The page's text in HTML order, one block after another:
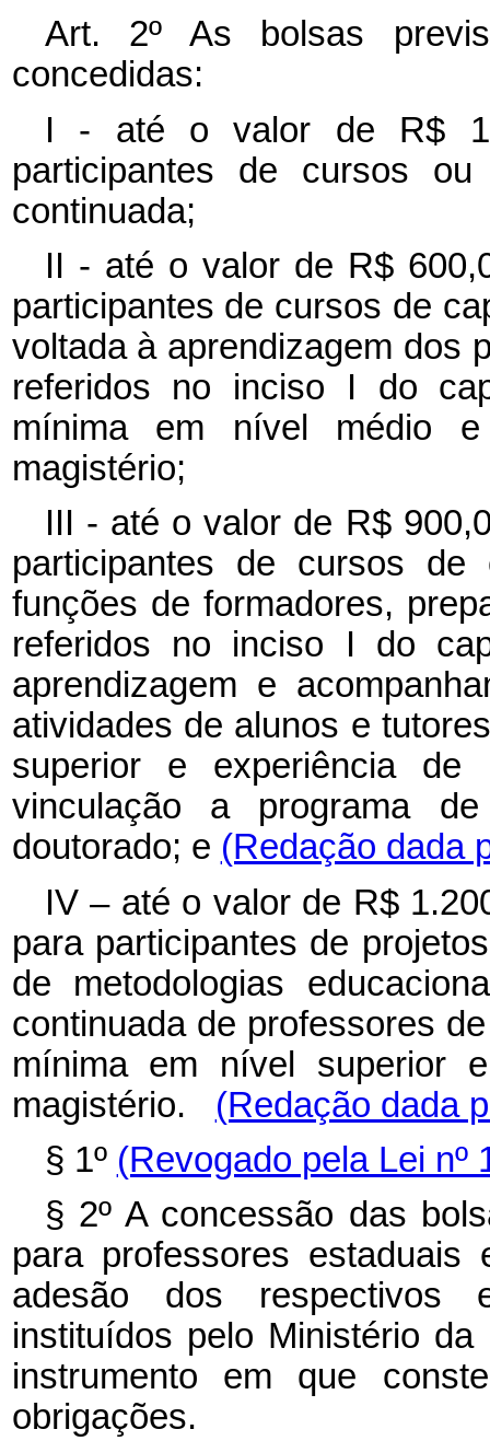
Art. 2º As bolsas
concedidas:
I - até o valor de R$
participantes de cursos
continuada;
II - até o valor de R$
participantes de cursos de
voltada à aprendizagem dos
referidos no inciso I do
mínima em nível médio
magistério;
III - até o valor de R$
participantes de cursos
funções de formadores,
referidos no inciso I do
aprendizagem e
atividades de alunos e
superior e experiência
vinculação a programa
doutorado; e (Redação dada
IV – até o valor de R$
para participantes de
de metodologias
continuada de professores
mínima em nível superior
magistério. (Redação dada
§ 1º (Revogado pela Lei nº
§ 2º A concessão das
para professores estaduais
adesão dos respectivos
instituídos pelo Ministério
instrumento em que
obrigações.